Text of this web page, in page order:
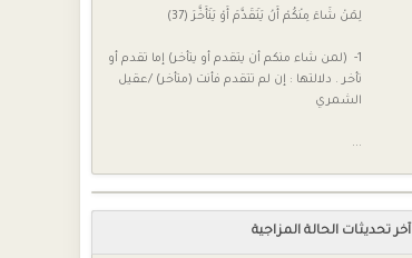
لِمَنْ شَاءَ مِنْكُمْ أَنْ يَتَقَدَّمَ أَوْ يَتَأَخَّرَ (37)
1- (لمن شاء منكم أن يتقدم أو يتأخر) إما تقدم أو
تأخر . دلالتها : إن لم تتقدم فأنت (متأخر) /عقيل
الشمري
...
آخر تحديثات الحالة المزاجية